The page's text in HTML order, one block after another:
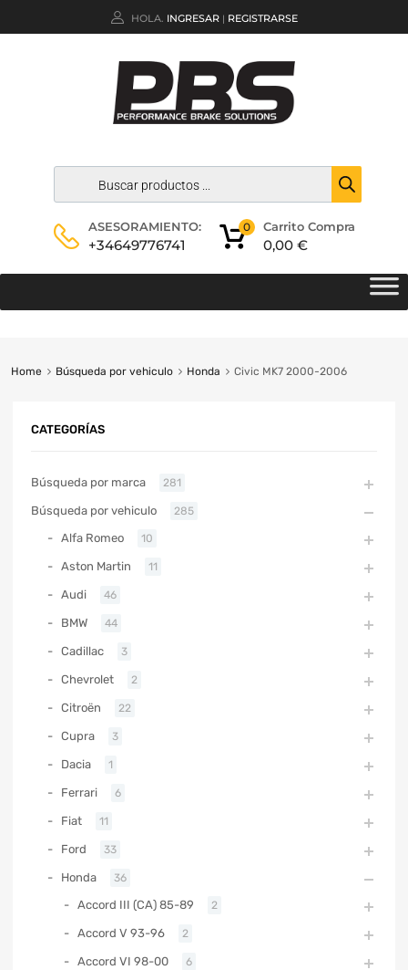
HOLA. INGRESAR | REGISTRARSE
ASESORAMIENTO:
+34649776741
Carrito Compra
0,00 €
0
Home Búsqueda por vehiculo Honda Civic MK7 2000-2006
CATEGORÍAS
Búsqueda por marca 281
Búsqueda por vehiculo 285
Alfa Romeo 10
Aston Martin 11
Audi 46
BMW 44
Cadillac 3
Chevrolet 2
Citroën 22
Cupra 3
Dacia 1
Ferrari 6
Fiat 11
Ford 33
Honda 36
Accord III (CA) 85-89 2
Accord V 93-96 2
Accord VI 98-00 6